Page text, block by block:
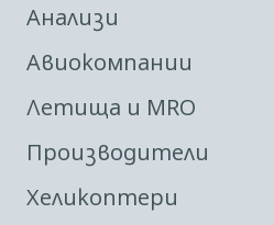
Анализи
Авиокомпании
Летища и MRO
Производители
Хеликоптери